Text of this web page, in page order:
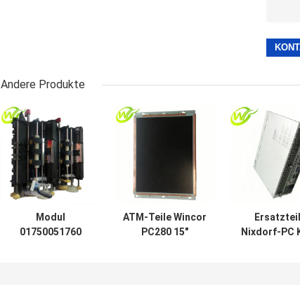
Andere Produkte
Modul
01750051760
ATM-Teile Wincor
PC280 15"
Nixdorf-PC